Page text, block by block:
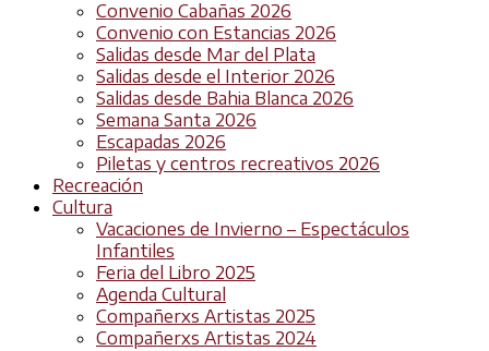
Convenio Cabañas 2026
Convenio con Estancias 2026
Salidas desde Mar del Plata
Salidas desde el Interior 2026
Salidas desde Bahia Blanca 2026
Semana Santa 2026
Escapadas 2026
Piletas y centros recreativos 2026
Recreación
Cultura
Vacaciones de Invierno – Espectáculos
Infantiles
Feria del Libro 2025
Agenda Cultural
Compañerxs Artistas 2025
Compañerxs Artistas 2024